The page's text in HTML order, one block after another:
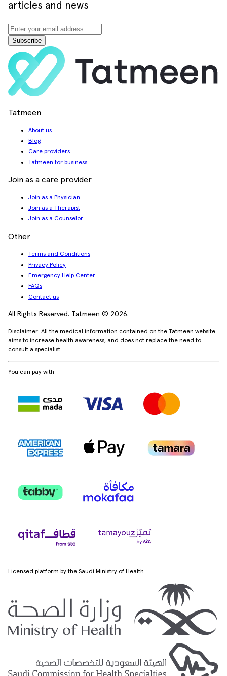
articles and news
Subscribe
Tatmeen
About us
Blog
Care providers
Tatmeen for business
Join as a care provider
Join as a Physician
Join as a Therapist
Join as a Counselor
Other
Terms and Conditions
Privacy Policy
Emergency Help Center
FAQs
Contact us
All Rights Reserved. Tatmeen © 2026.
Disclaimer: All the medical information contained on the Tatmeen website
aims to increase health awareness, and does not replace the need to
consult a specialist
You can pay with
Licensed platform by the Saudi Ministry of Health